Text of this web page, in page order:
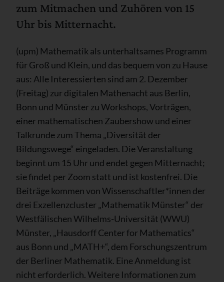
zum Mitmachen und Zuhören von 15
Uhr bis Mitternacht.
(upm) Mathematik als unterhaltsames Programm
für Groß und Klein, und das bequem von zu Hause
aus: Alle Interessierten sind am 2. Dezember
(Freitag) zur digitalen Mathenacht aus Berlin,
Bonn und Münster zu Workshops, Vorträgen,
einer mathematischen Zaubershow und einer
Talkrunde zum Thema „Diversität der
Bildungswege“ eingeladen. Die Veranstaltung
beginnt um 15 Uhr und endet gegen Mitternacht;
sie findet per Zoom statt und ist kostenfrei. Die
Beiträge kommen von Wissenschaftler*innen der
drei Exzellenzcluster „Mathematik Münster“ der
Westfälischen Wilhelms-Universität (WWU)
Münster, „Hausdorff Center for Mathematics“
aus Bonn und „MATH+“, dem Forschungszentrum
der Berliner Mathematik. Eine Anmeldung ist
nicht erforderlich. Weitere Informationen zum